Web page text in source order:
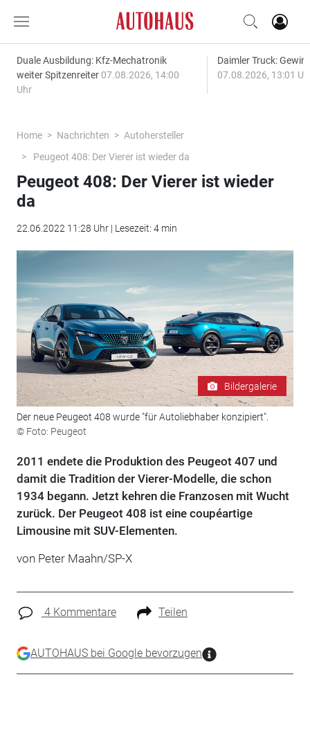
Duale Ausbildung: Kfz-Mechatronik
weiter Spitzenreiter 07.08.2026, 14:00
Uhr
Daimler Truck:
07.08.2026, 13:01
Home Nachrichten
Autohersteller
Peugeot 408: Der Vierer ist wieder da
Peugeot 408: Der Vierer ist wieder
da
22.06.2022 11:28 Uhr | Lesezeit: 4 min
Bildergalerie
Der neue Peugeot 408 wurde "für Autoliebhaber konzipiert".
© Foto: Peugeot
2011 endete die Produktion des Peugeot 407 und
damit die Tradition der Vierer-Modelle, die schon
1934 begann. Jetzt kehren die Franzosen mit Wucht
zurück. Der Peugeot 408 ist eine coupéartige
Limousine mit SUV-Elementen.
von Peter Maahn/SP-X
4 Kommentare Teilen
AUTOHAUS bei Google bevorzugen